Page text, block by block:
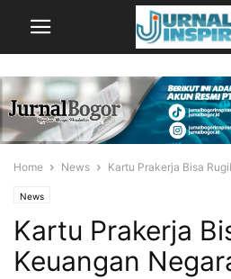
Home News Kartu Prakerja Bisa
News
Kartu Prakerja
Keuangan